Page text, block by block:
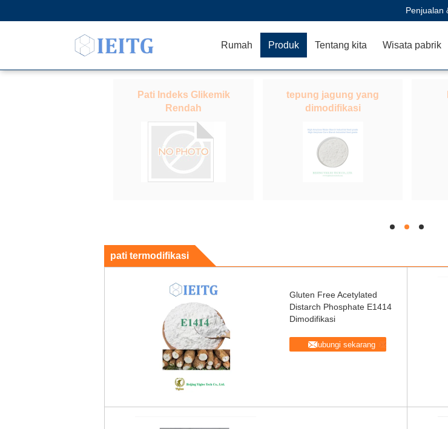
Penjualan
Rumah Produk Tentang kita Wisata pabrik
Pati Indeks Glikemik
Rendah
tepung jagung yang
dimodifikasi
hd hd hd
pati termodifikasi
Gluten Free Acetylated
Distarch Phosphate E1414
Dimodifikasi
Hubungi sekarang